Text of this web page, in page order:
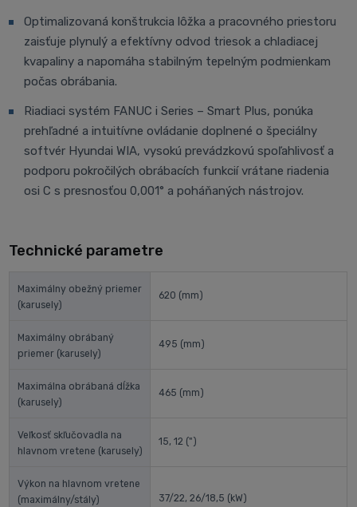
Optimalizovaná konštrukcia lôžka a pracovného priestoru
zaisťuje plynulý a efektívny odvod triesok a chladiacej
kvapaliny a napomáha stabilným tepelným podmienkam
počas obrábania.
Riadiaci systém FANUC i Series – Smart Plus, ponúka
prehľadné a intuitívne ovládanie doplnené o špeciálny
softvér Hyundai WIA, vysokú prevádzkovú spoľahlivosť a
podporu pokročilých obrábacích funkcií vrátane riadenia
osi C s presnosťou 0,001° a poháňaných nástrojov.
Technické parametre
Maximálny obežný priemer
(karusely)
620 (mm)
Maximálny obrábaný
priemer (karusely)
495 (mm)
Maximálna obrábaná dĺžka
(karusely)
465 (mm)
Veľkosť skľučovadla na
hlavnom vretene (karusely)
15, 12 (")
Výkon na hlavnom vretene
(maximálny/stály)
37/22, 26/18,5 (kW)